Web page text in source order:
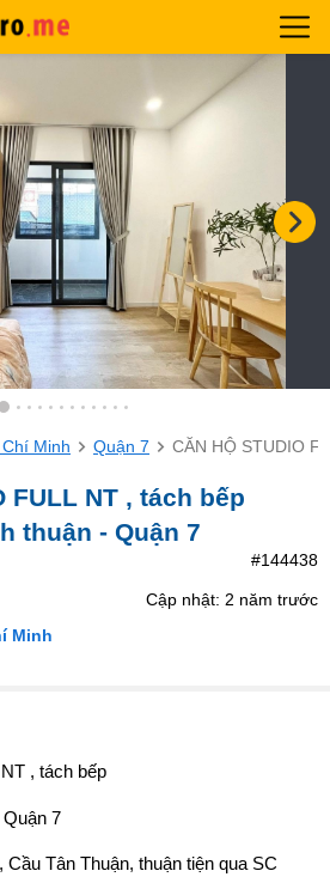
Chí Minh Quận 7 CĂN HỘ STUDIO
FULL NT , tách bếp
thuận - Quận 7
#144438
Cập nhật: 2 năm trước
Minh
, tách bếp
7
Tân Thuận, thuận tiện qua SC